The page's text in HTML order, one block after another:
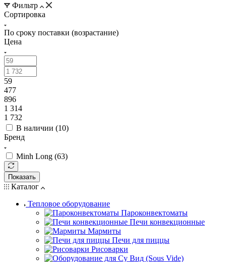
Фильтр
Сортировка
По сроку поставки (возрастание)
Цена
59
477
896
1 314
1 732
В наличии (10)
Бренд
Minh Long (63)
Показать
Каталог
Тепловое оборудование
Пароконвектоматы
Печи конвекционные
Мармиты
Печи для пиццы
Рисоварки